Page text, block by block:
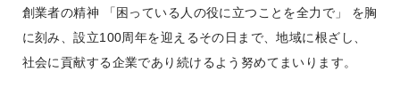
創業者の精神 「困っている人の役に立つことを全力で」 を胸
に刻み、設立100周年を迎えるその日まで、地域に根ざし、
社会に貢献する企業であり続けるよう努めてまいります。